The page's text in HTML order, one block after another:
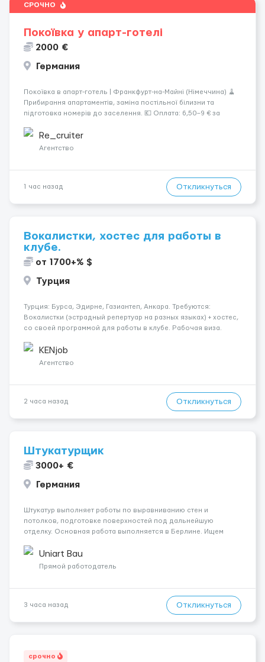
СРОЧНО
Покоївка у апарт-готелі
2000 €
Германия
Покоївка в апарт-готель | Франкфурт-на-Майні (Німеччина) 🧹
Прибирання апартаментів, заміна постільної білизни та
підготовка номерів до заселення. 💶 Оплата: 6,50–9 € за
близько 2000 € на місяць (після вирахув...
Re_cruiter
Агентство
1 час назад Откликнуться
Вокалистки, хостес для работы в
клубе.
от 1700+% $
Турция
Турция: Бурса, Эдирне, Газиантеп, Анкара. Требуются:
Вокалистки (эстрадный репертуар на разных языках) + хостеc,
со своей программой для работы в клубе. Рабочая виза.
одного до трех месяцев. Мед. страховка. Высокая зарплат...
KENjob
Агентство
2 часа назад Откликнуться
Штукатурщик
3000+ €
Германия
Штукатур выполняет работы по выравниванию стен и
потолков, подготовке поверхностей под дальнейшую
отделку. Основная работа выполняется в Берлине. Ищем
специалистов с подтверждённым опытом и портфолио.
Обязанности Подготовка оснований ...
Uniart Bau
Прямой работодатель
3 часа назад Откликнуться
срочно